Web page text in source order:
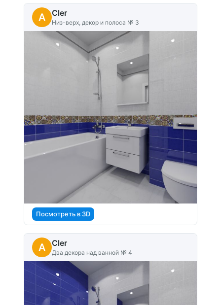
A Cler
Низ-верх, декор и полоса № 3
Посмотреть в 3D
A Cler
Два декора над ванной № 4